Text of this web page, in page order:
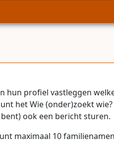
profiel vastleggen
het Wie (onder)zoekt
ook een bericht sturen.
maximaal 10